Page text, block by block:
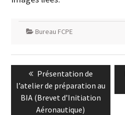
Bureau FCPE
Navigation
l’article
Previous
post:
Présentation de
l’atelier de préparation au
BIA (Brevet d’Initiation
Aéronautique)